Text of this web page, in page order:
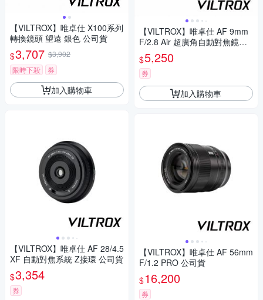
【VILTROX】唯卓仕 X100系列
轉換鏡頭 望遠 銀色 公司貨
$3,707 $3,902
限時下殺
券
加入購物車
【VILTROX】唯卓仕 AF 28/4.5
XF 自動對焦系統 Z接環 公司貨
$3,354
券
【VILTROX】唯卓仕 AF 9mm
F/2.8 Air 超廣角自動對焦鏡頭
公司貨
$5,250
券
加入購物車
【VILTROX】唯卓仕 AF 56mm
F/1.2 PRO 公司貨
$16,200
券